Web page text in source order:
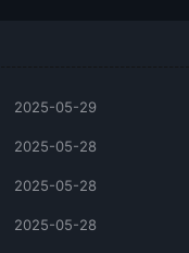
2025-05-29
2025-05-28
2025-05-28
2025-05-28